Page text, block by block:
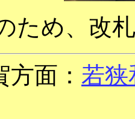
ため、改
面： 若狭